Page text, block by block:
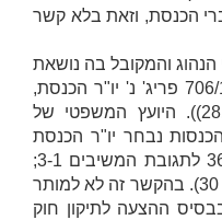
הכנסת, וזאת בלא קשר
והמקובל בה נושאת
פריג' נ' יו"ר הכנסת,
פסקה 9 לחוות דעתי (28.3.2019)). היועץ המשפטי של
נבחר יו"ר הכנסת
כבר ביום כינוס הכנסת (פסקה 36 לתגובת המשיבים 3-1;
ראו גם רובינשטיין והר זהב, בעמ' 30). בהקשר זה לא למותר
ההצעה לתיקון חוק